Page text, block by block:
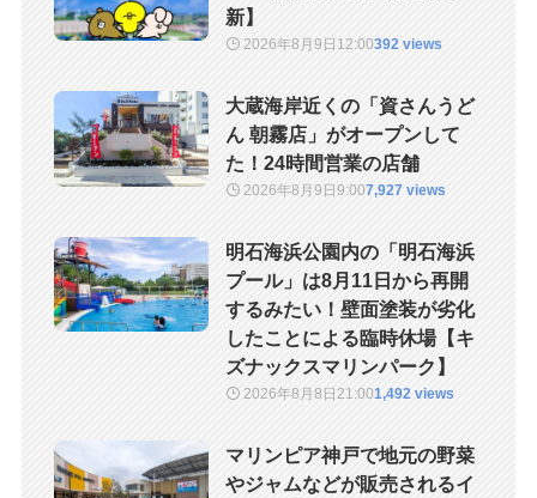
新】
2026年8月9日 12:00392 views
大蔵海岸近くの「資さんうど
ん 朝霧店」がオープンして
た！24時間営業の店舗
2026年8月9日9:007,927 views
明石海浜公園内の「明石海浜
プール」は8月11日から再開
するみたい！壁面塗装が劣化
したことによる臨時休場【キ
ズナックスマリンパーク】
2026年8月8日 21:001,492 views
マリンピア神戸で地元の野菜
やジャムなどが販売されるイ